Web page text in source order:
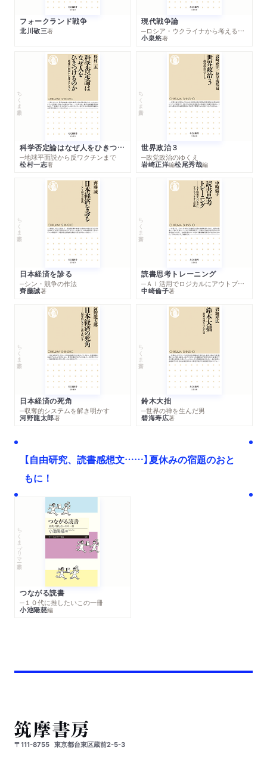
フォークランド戦争
北川敬三著
現代戦争論
─ロシア・ウクライナから考える世界の行方
小泉悠著
ちくま新書
科学否定論はなぜ人をひきつけるのか
─地球平面説から反ワクチンまで
松村一志著
ちくま新書
世界政治３
─政党政治のゆくえ
岩崎正洋編松尾秀哉編
ちくま新書
日本経済を診る
─シン・競争の作法
齊藤誠著
ちくま新書
読書思考トレーニング
─ＡＩ活用でロジカルにアウトプットする技法
中崎倫子著
ちくま新書
日本経済の死角
─収奪的システムを解き明かす
河野龍太郎著
ちくま新書
鈴木大拙
─世界の禅を生んだ男
碧海寿広著
【自由研究、読書感想文……】夏休みの宿題のおと
もに！
ちくまプリマー新書
つながる読書
─１０代に推したいこの一冊
小池陽慈編
〒111-8755 東京都台東区蔵前2-5-3